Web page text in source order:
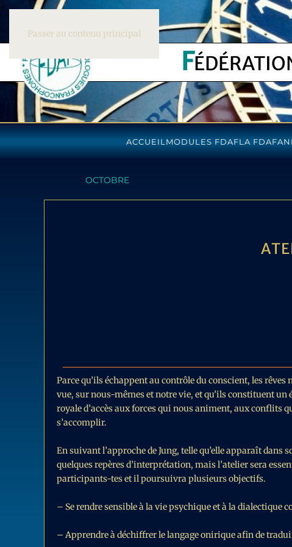
Passer au contenu principal
F
ACCUEIL MODULES FDAFLA FDAF
OCTOBRE
Parce qu’ils échappent au contrôle du conscient, les
vue, sur nous-mêmes et notre vie, et qu’ils constituent
royale d’accès aux forces qui nous animent, aux
s’accomplir.
En suivant l’approche de Jung, telle qu’elle apparaît
quelques repères d’interprétation, mais l’atelier sera
participants-tes et il poursuivra plusieurs objectifs.
– Se rendre sensible à la vie psychique et à la dialectique
– Apprendre à déchiffrer le langage onirique afin de